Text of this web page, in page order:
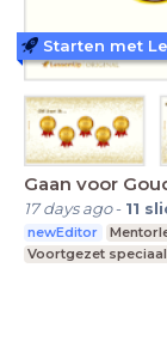
Gaan voor
17 days ago- 11
newEditor
Voortgezet
Starten met